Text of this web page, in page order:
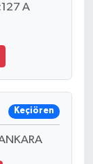
A
Keçiören